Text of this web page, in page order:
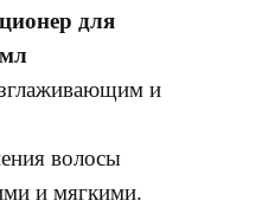
для
и
волосы
и мягкими.